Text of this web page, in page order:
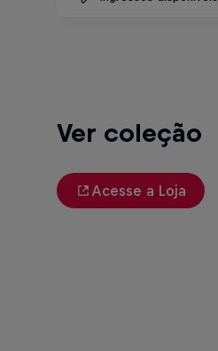
Ver coleção
Acesse a Loja